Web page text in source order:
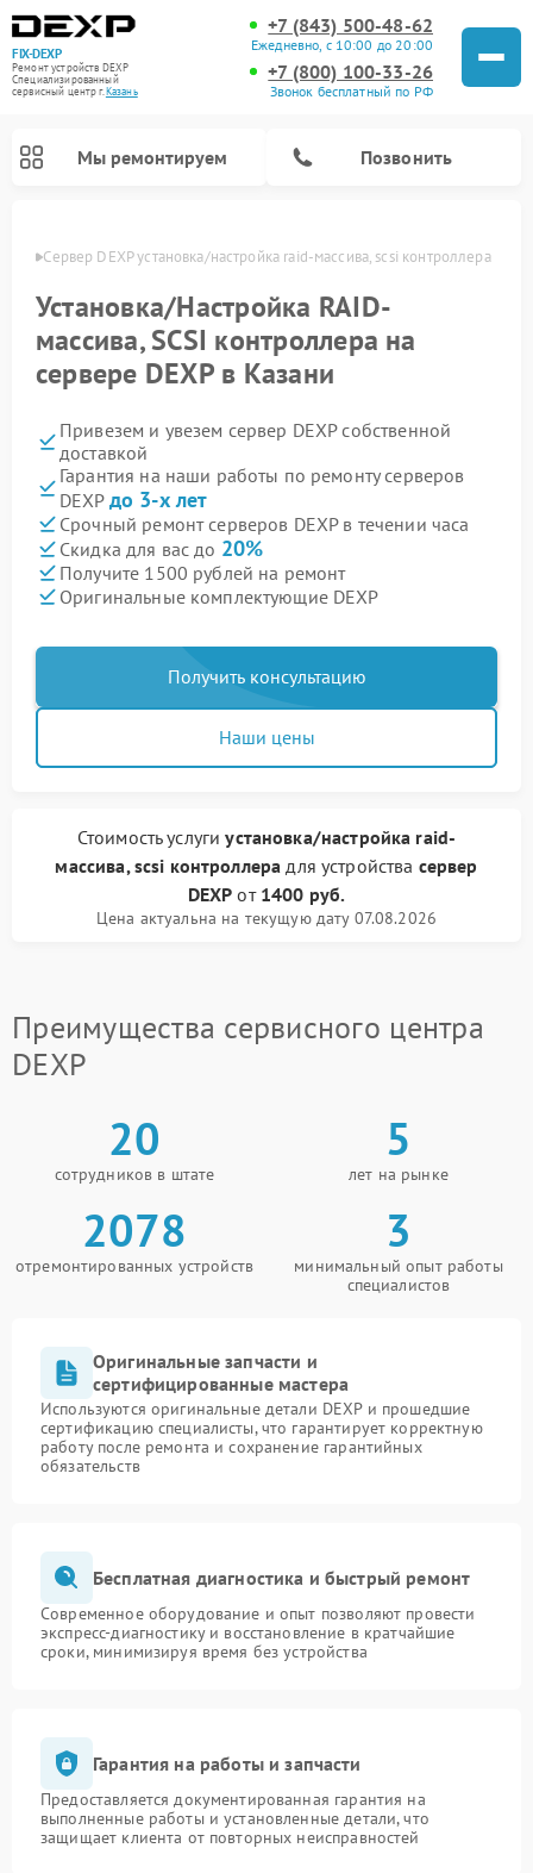
FIX-DEXP
Ремонт устройств DEXP
Специализированный
cервисный центр г.Казань
+7 (843) 500-48-62
Ежедневно, с 10:00 до 20:00
+7 (800) 100-33-26
Звонок бесплатный по РФ
Мы ремонтируем Позвонить
Сервер DEXP установка/настройка raid-массива, scsi контроллера
Установка/Настройка RAID-
массива, SCSI контроллера на
сервере DEXP в Казани
Привезем и увезем сервер DEXP собственной
доставкой
Гарантия на наши работы по ремонту серверов
DEXP до 3-х лет
Срочный ремонт серверов DEXP в течении часа
Скидка для вас до 20%
Получите 1500 рублей на ремонт
Оригинальные комплектующие DEXP
Получить консультацию
Наши цены
Стоимость услугиустановка/настройка raid-
массива, scsi контроллера для устройства сервер
DEXP от 1400 руб.
Цена актуальна на текущую дату 07.08.2026
Преимущества сервисного центра
DEXP
20
сотрудников в штате
5
лет на рынке
2078
отремонтированных устройств
3
минимальный опыт работы
специалистов
Оригинальные запчасти и
сертифицированные мастера
Используются оригинальные детали DEXP и прошедшие
сертификацию специалисты, что гарантирует корректную
работу после ремонта и сохранение гарантийных
обязательств
Бесплатная диагностика и быстрый ремонт
Современное оборудование и опыт позволяют провести
экспресс-диагностику и восстановление в кратчайшие
сроки, минимизируя время без устройства
Гарантия на работы и запчасти
Предоставляется документированная гарантия на
выполненные работы и установленные детали, что
защищает клиента от повторных неисправностей